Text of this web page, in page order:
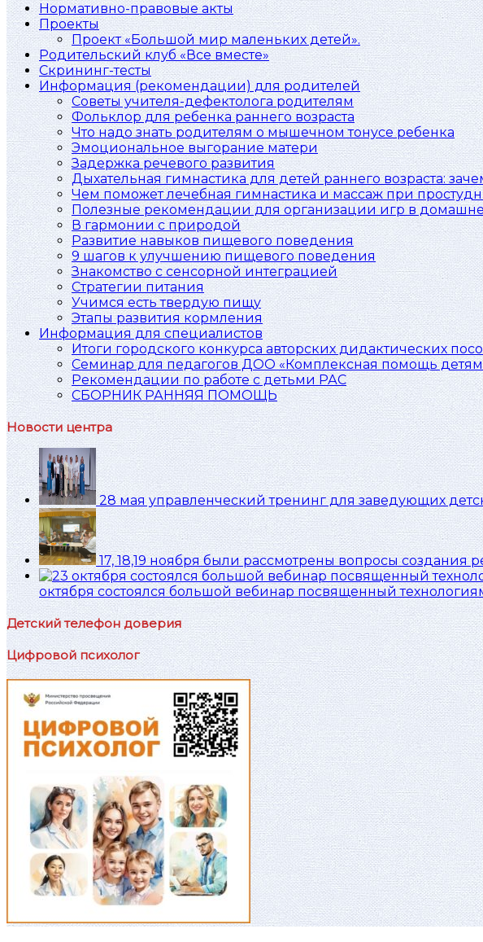
Нормативно-правовые акты
Проекты
Проект «Большой мир маленьких детей».
Родительский клуб «Все вместе»
Скрининг-тесты
Информация (рекомендации) для родителей
Советы учителя-дефектолога родителям
Фольклор для ребенка раннего возраста
Что надо знать родителям о мышечном тонусе ребенка
Эмоциональное выгорание матери
Задержка речевого развития
Дыхательная гимнастика для детей раннего возраста:
Чем поможет лечебная гимнастика и массаж при
Полезные рекомендации для организации игр в
В гармонии с природой
Развитие навыков пищевого поведения
9 шагов к улучшению пищевого поведения
Знакомство с сенсорной интеграцией
Стратегии питания
Учимся есть твердую пищу
Этапы развития кормления
Информация для специалистов
Итоги городского конкурса авторских дидактических
Семинар для педагогов ДОО «Комплексная помощь
Рекомендации по работе с детьми РАС
СБОРНИК РАННЯЯ ПОМОЩЬ
Новости центра
28 мая управленческий тренинг для заведующих
17, 18,19 ноября были рассмотрены вопросы создания
октября состоялся большой вебинар посвященный
Детский телефон доверия
Цифровой психолог